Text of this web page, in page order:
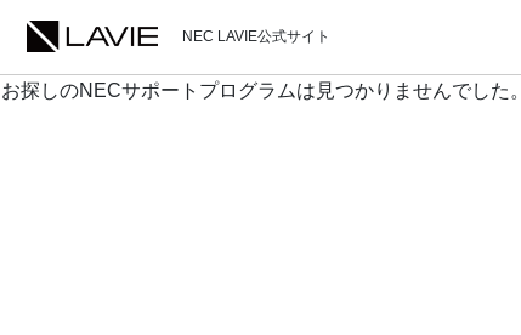
NEC LAVIE公式サイト
お探しのNECサポートプログラムは見つかりませんでした。